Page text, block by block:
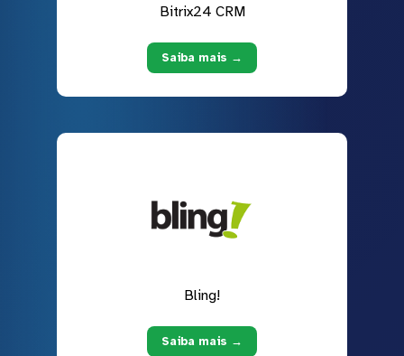
Bitrix24 CRM
Saiba mais →
Bling!
Saiba mais →